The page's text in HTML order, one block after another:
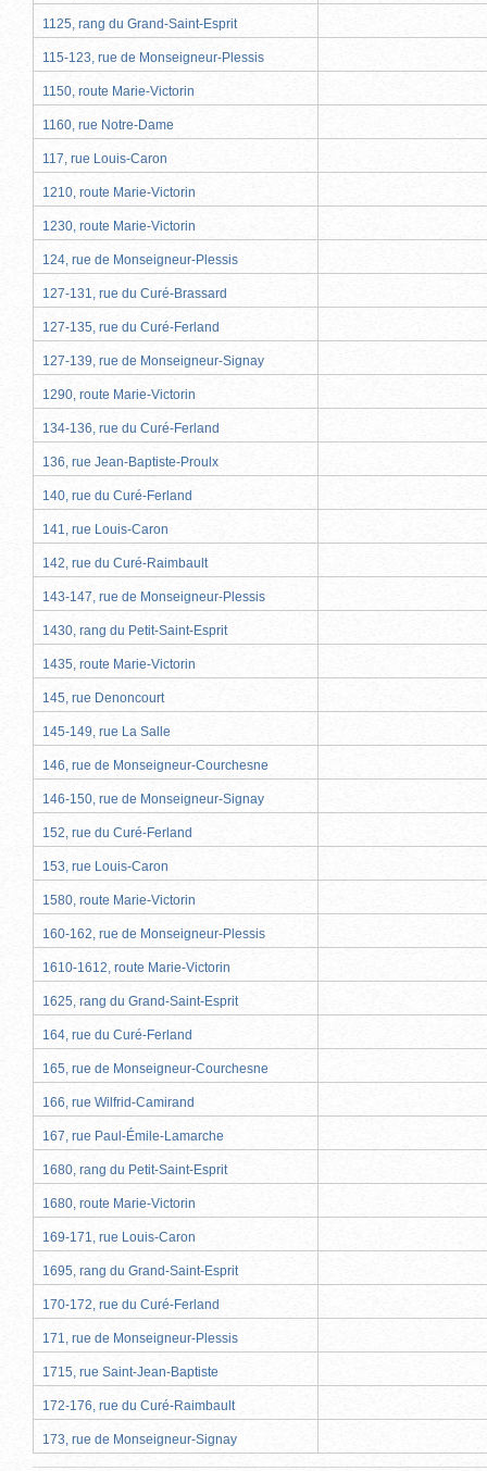
1125, rang du Grand-Saint-Esprit
115-123, rue de Monseigneur-Plessis
1150, route Marie-Victorin
1160, rue Notre-Dame
117, rue Louis-Caron
1210, route Marie-Victorin
1230, route Marie-Victorin
124, rue de Monseigneur-Plessis
127-131, rue du Curé-Brassard
127-135, rue du Curé-Ferland
127-139, rue de Monseigneur-Signay
1290, route Marie-Victorin
134-136, rue du Curé-Ferland
136, rue Jean-Baptiste-Proulx
140, rue du Curé-Ferland
141, rue Louis-Caron
142, rue du Curé-Raimbault
143-147, rue de Monseigneur-Plessis
1430, rang du Petit-Saint-Esprit
1435, route Marie-Victorin
145, rue Denoncourt
145-149, rue La Salle
146, rue de Monseigneur-Courchesne
146-150, rue de Monseigneur-Signay
152, rue du Curé-Ferland
153, rue Louis-Caron
1580, route Marie-Victorin
160-162, rue de Monseigneur-Plessis
1610-1612, route Marie-Victorin
1625, rang du Grand-Saint-Esprit
164, rue du Curé-Ferland
165, rue de Monseigneur-Courchesne
166, rue Wilfrid-Camirand
167, rue Paul-Émile-Lamarche
1680, rang du Petit-Saint-Esprit
1680, route Marie-Victorin
169-171, rue Louis-Caron
1695, rang du Grand-Saint-Esprit
170-172, rue du Curé-Ferland
171, rue de Monseigneur-Plessis
1715, rue Saint-Jean-Baptiste
172-176, rue du Curé-Raimbault
173, rue de Monseigneur-Signay